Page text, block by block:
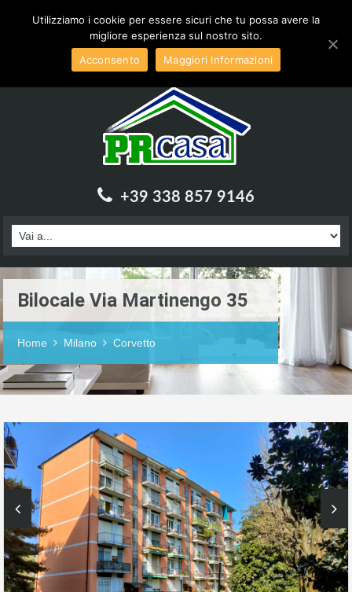
Inviaci una email a : info@prcasa.it
+39 338 857 9146
Bilocale Via Martinengo 35
Home Milano Corvetto
Utilizziamo i cookie per essere sicuri che tu possa avere la
migliore esperienza sul nostro sito.
Acconsento
Maggiori Informazioni